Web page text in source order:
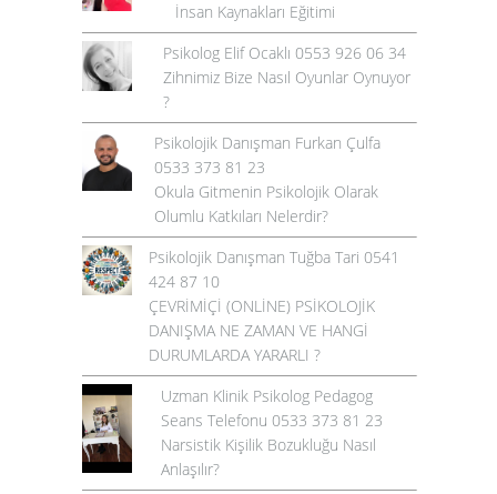
İnsan Kaynakları Eğitimi
Psikolog Elif Ocaklı 0553 926 06 34
Zihnimiz Bize Nasıl Oyunlar Oynuyor
?
Psikolojik Danışman Furkan Çulfa
0533 373 81 23
Okula Gitmenin Psikolojik Olarak
Olumlu Katkıları Nelerdir?
Psikolojik Danışman Tuğba Tari 0541
424 87 10
ÇEVRİMİÇİ (ONLİNE) PSİKOLOJİK
DANIŞMA NE ZAMAN VE HANGİ
DURUMLARDA YARARLI ?
Uzman Klinik Psikolog Pedagog
Seans Telefonu 0533 373 81 23
Narsistik Kişilik Bozukluğu Nasıl
Anlaşılır?